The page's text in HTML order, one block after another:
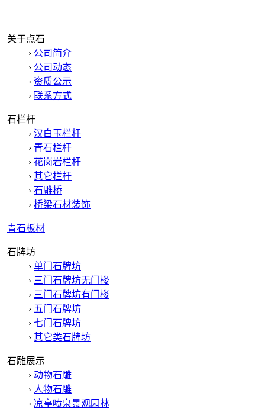
关于点石
› 公司简介
› 公司动态
› 资质公示
› 联系方式
石栏杆
› 汉白玉栏杆
› 青石栏杆
› 花岗岩栏杆
› 其它栏杆
› 石雕桥
› 桥梁石材装饰
青石板材
石牌坊
› 单门石牌坊
› 三门石牌坊无门楼
› 三门石牌坊有门楼
› 五门石牌坊
› 七门石牌坊
› 其它类石牌坊
石雕展示
› 动物石雕
› 人物石雕
› 凉亭喷泉景观园林